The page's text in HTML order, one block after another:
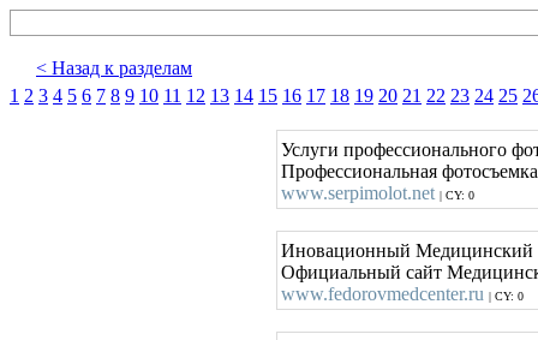
< Назад к разделам
1 2 3 4 5 6 7 8 9 10 11 12 13 14 15 16 17 18 19 20 21 22 23 24 25
Услуги профессионального
Профессиональная
www.serpimolot.net | CY: 0
Иновационный
Официальный сайт
www.fedorovmedcenter.ru | CY: 0